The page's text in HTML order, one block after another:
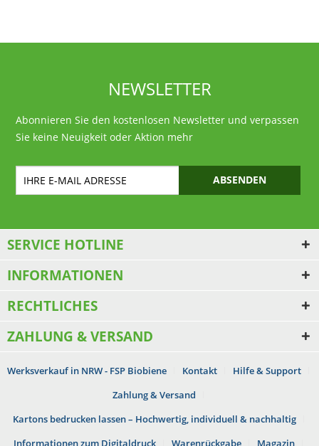
NEWSLETTER
Abonnieren Sie den kostenlosen Newsletter und verpassen
Sie keine Neuigkeit oder Aktion mehr
ABSENDEN
SERVICE HOTLINE
INFORMATIONEN
RECHTLICHES
ZAHLUNG & VERSAND
Werksverkauf in NRW - FSP Biobiene Kontakt
Hilfe & Support
Zahlung & Versand
Kartons bedrucken lassen – Hochwertig, individuell & nachhaltig
Informationen zum Digitaldruck
Warenrückgabe Magazin